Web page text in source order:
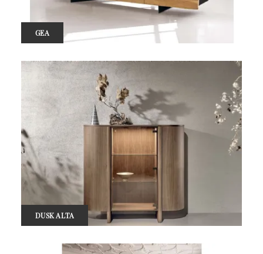
GEA
DUSK ALTA